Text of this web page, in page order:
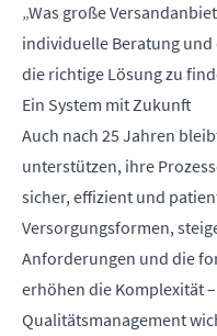
„Was große
individuelle Beratung
die richtige Lösung zu
Ein System mit Zukunft
Auch nach 25 Jahren
unterstützen, ihre
sicher, effizient und
Versorgungsformen,
Anforderungen und die
erhöhen die Komplexität
Qualitätsmanagement